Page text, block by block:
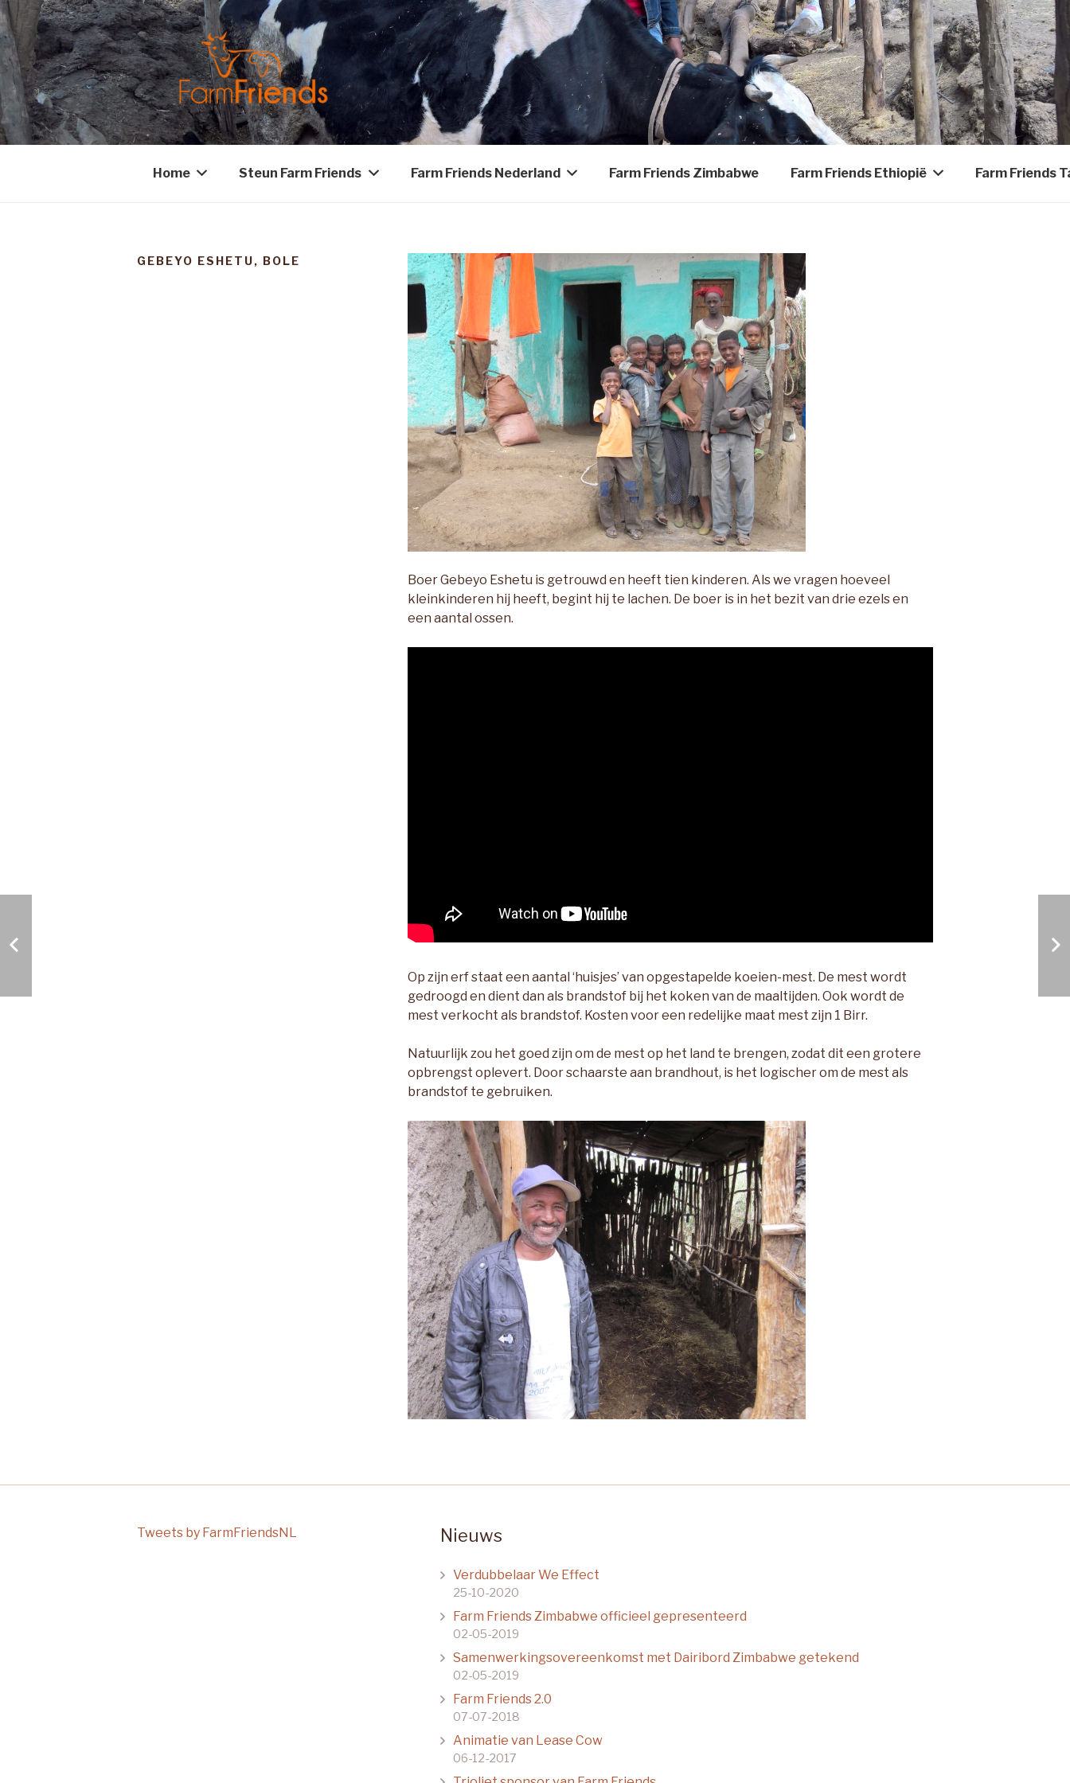
Home Steun Farm Friends Farm Friends Nederland Farm Friends Zimbabwe Farm Friends Ethiopië Farm Friends
Boer Gebeyo Eshetu is getrouwd en heeft tien kinderen. Als we vragen hoeveel
kleinkinderen hij heeft, begint hij te lachen. De boer is in het bezit van drie ezels en
een aantal ossen.
Op zijn erf staat een aantal ‘huisjes’ van opgestapelde koeien-mest. De mest wordt
gedroogd en dient dan als brandstof bij het koken van de maaltijden. Ook wordt de
mest verkocht als brandstof. Kosten voor een redelijke maat mest zijn 1 Birr.
Natuurlijk zou het goed zijn om de mest op het land te brengen, zodat dit een grotere
opbrengst oplevert. Door schaarste aan brandhout, is het logischer om de mest als
brandstof te gebruiken.
GEBEYO ESHETU, BOLE
Tweets by FarmFriendsNL Nieuws
Verdubbelaar We Effect
25-10-2020
Farm Friends Zimbabwe officieel gepresenteerd
02-05-2019
Samenwerkingsovereenkomst met Dairibord Zimbabwe getekend
02-05-2019
Farm Friends 2.0
07-07-2018
Animatie van Lease Cow
06-12-2017